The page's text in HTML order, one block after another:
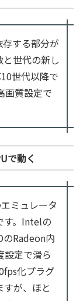
する部分が
世代の新し
世代以降で
画質設定で
で動く
ミュレータ
す。Intelの
のRadeon内
設定で滑ら
化プラグ
が、ほと